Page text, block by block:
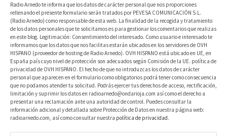
Radio Arnedo te informa que los datos de carácter personal que nos proporciones
rellenando el presente formulario serán tratados por PEVESA COMUNICACIÓN S.L.
(Radio Arnedo) como responsable de esta web. La finalidad de la recogida y tratamiento
de los datos personales que te solicitamos es para gestionar los comentarios que realizas
en este blog. Legitimación: Consentimiento del interesado. Como usuario e interesado te
informamos que los datos que nos facilitas estarán ubicados en los servidores de OVH
HISPANO (proveedor de hosting de Radio Arnedo). OVH HISPANO está ubicado en UE, en
España país cuyo nivel de protección son adecuados según Comisión de la UE. política de
privacidad de OVH HISPANO. El hecho de que no introduzcas los datos de carácter
personal que aparecen en el formulario como obligatorios podrá tener como consecuencia
que no podamos atender tu solicitud. Podrás ejercer tus derechos de acceso, rectificación,
limitación y suprimir los datos en radioarnedo@ondarioja.com así como el derecho a
presentar una reclamación ante una autoridad de control. Puedes consultar la
información adicional y detallada sobre Protección de Datos en nuestra página web:
radioarnedo.com, así como consultar nuestra política de privacidad.